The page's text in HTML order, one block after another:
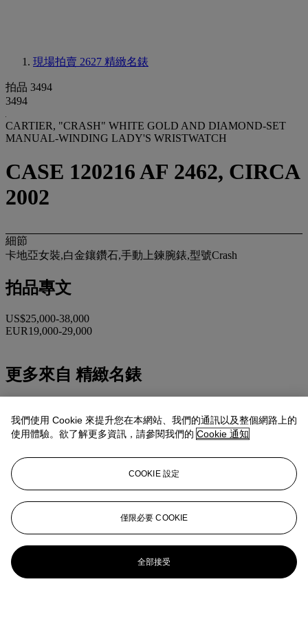
現場拍賣 2627 精緻名錶
拍品 3494
3494
CARTIER, "CRASH" WHITE GOLD AND DIAMOND-SET
MANUAL-WINDING LADY'S WRISTWATCH
CASE 120216 AF 2462, CIRCA
2002
細節
卡地亞女裝,白金鑲鑽石,手動上鍊腕錶,型號Crash
拍品專文
US$25,000-38,000
EUR19,000-29,000
更多來自 精緻名錶
查看全部
我們使用 Cookie 來提升您在本網站、我們的通訊以及整個網路上的
使用體驗。欲了解更多資訊，請參閱我們的 Cookie 通知
COOKIE 設定
僅限必要 COOKIE
全部接受